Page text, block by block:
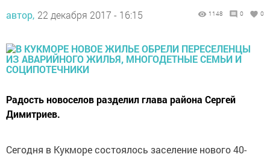
автор, 22 декабря 2017 - 16:15 1148 0 0
Радость новоселов разделил глава района Сергей
Димитриев.
Сегодня в Кукморе состоялось заселение нового 40-